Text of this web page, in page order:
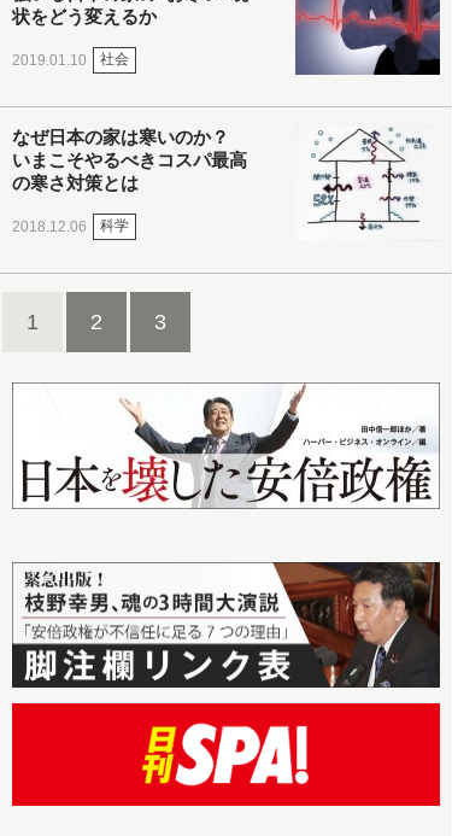
状をどう変えるか
2019.01.10 社会
なぜ日本の家は寒いのか？
いまこそやるべきコスパ最高
の寒さ対策とは
2018.12.06 科学
1 2 3